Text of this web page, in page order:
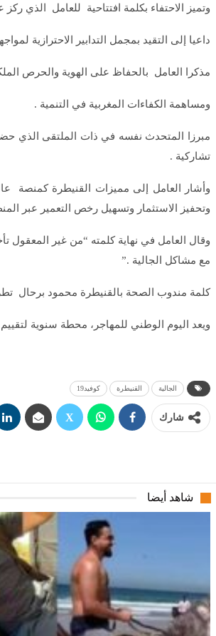
وتميز الاحتفاء بكلمة افتتاحية للعامل الذي ركز
داعيا إلى التقيد بمجمل التدابير الاحترازية لمواجهة كوفيد 19 .وأضاف العامل في كلمته “مناسبة لاستعراض المنجز والأوراش التنموية
مذكرا العامل بالحفاظ على الهوية والحرص
ومساهمة الكفاءات المغربية في التنمية .
مبرزا المتحدث نفسه في ذات الملتقى الذي
تشاركية .
وأشار العامل إلى مميزات القنيطرة كمنصة
وتحفيز الاستثمار وتسهيل رخص التعمير عبر
وقال العامل في نهاية كلمته “من غير
مع مشاكل الجالية .”
كلمة مندوب الصحة بالقنيطرة محمود برحال
ويعد اليوم الوطني للمهاجر، محطة سنوية
الجالية القنيطرة كوفيد19
شارك
شاهد أيضا